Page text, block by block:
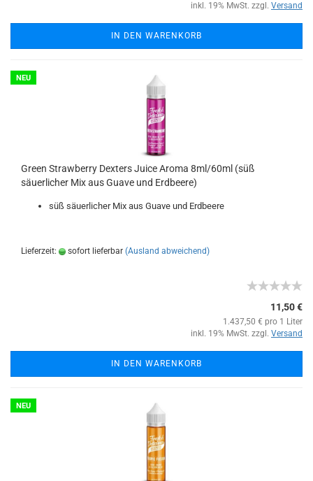
inkl. 19% MwSt. zzgl. Versand
IN DEN WARENKORB
NEU
Green Strawberry Dexters Juice Aroma 8ml/60ml (süß
säuerlicher Mix aus Guave und Erdbeere)
süß säuerlicher Mix aus Guave und Erdbeere
Lieferzeit: sofort lieferbar (Ausland abweichend)
11,50 €
1.437,50 € pro 1 Liter
inkl. 19% MwSt. zzgl. Versand
IN DEN WARENKORB
NEU